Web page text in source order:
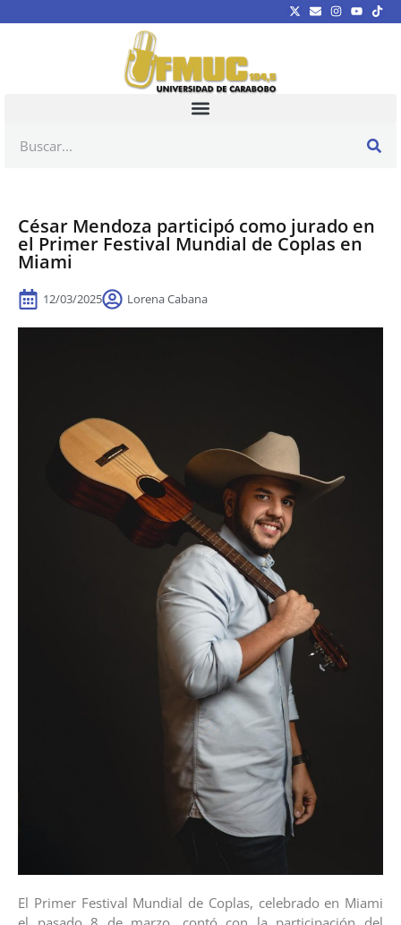
César Mendoza participó como jurado en
el Primer Festival Mundial de Coplas en
Miami
12/03/2025 Lorena Cabana
El Primer Festival Mundial de Coplas, celebrado en Miami